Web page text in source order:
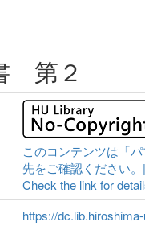
第２
このコンテンツは「
先をご確認ください
Check the link for
https://